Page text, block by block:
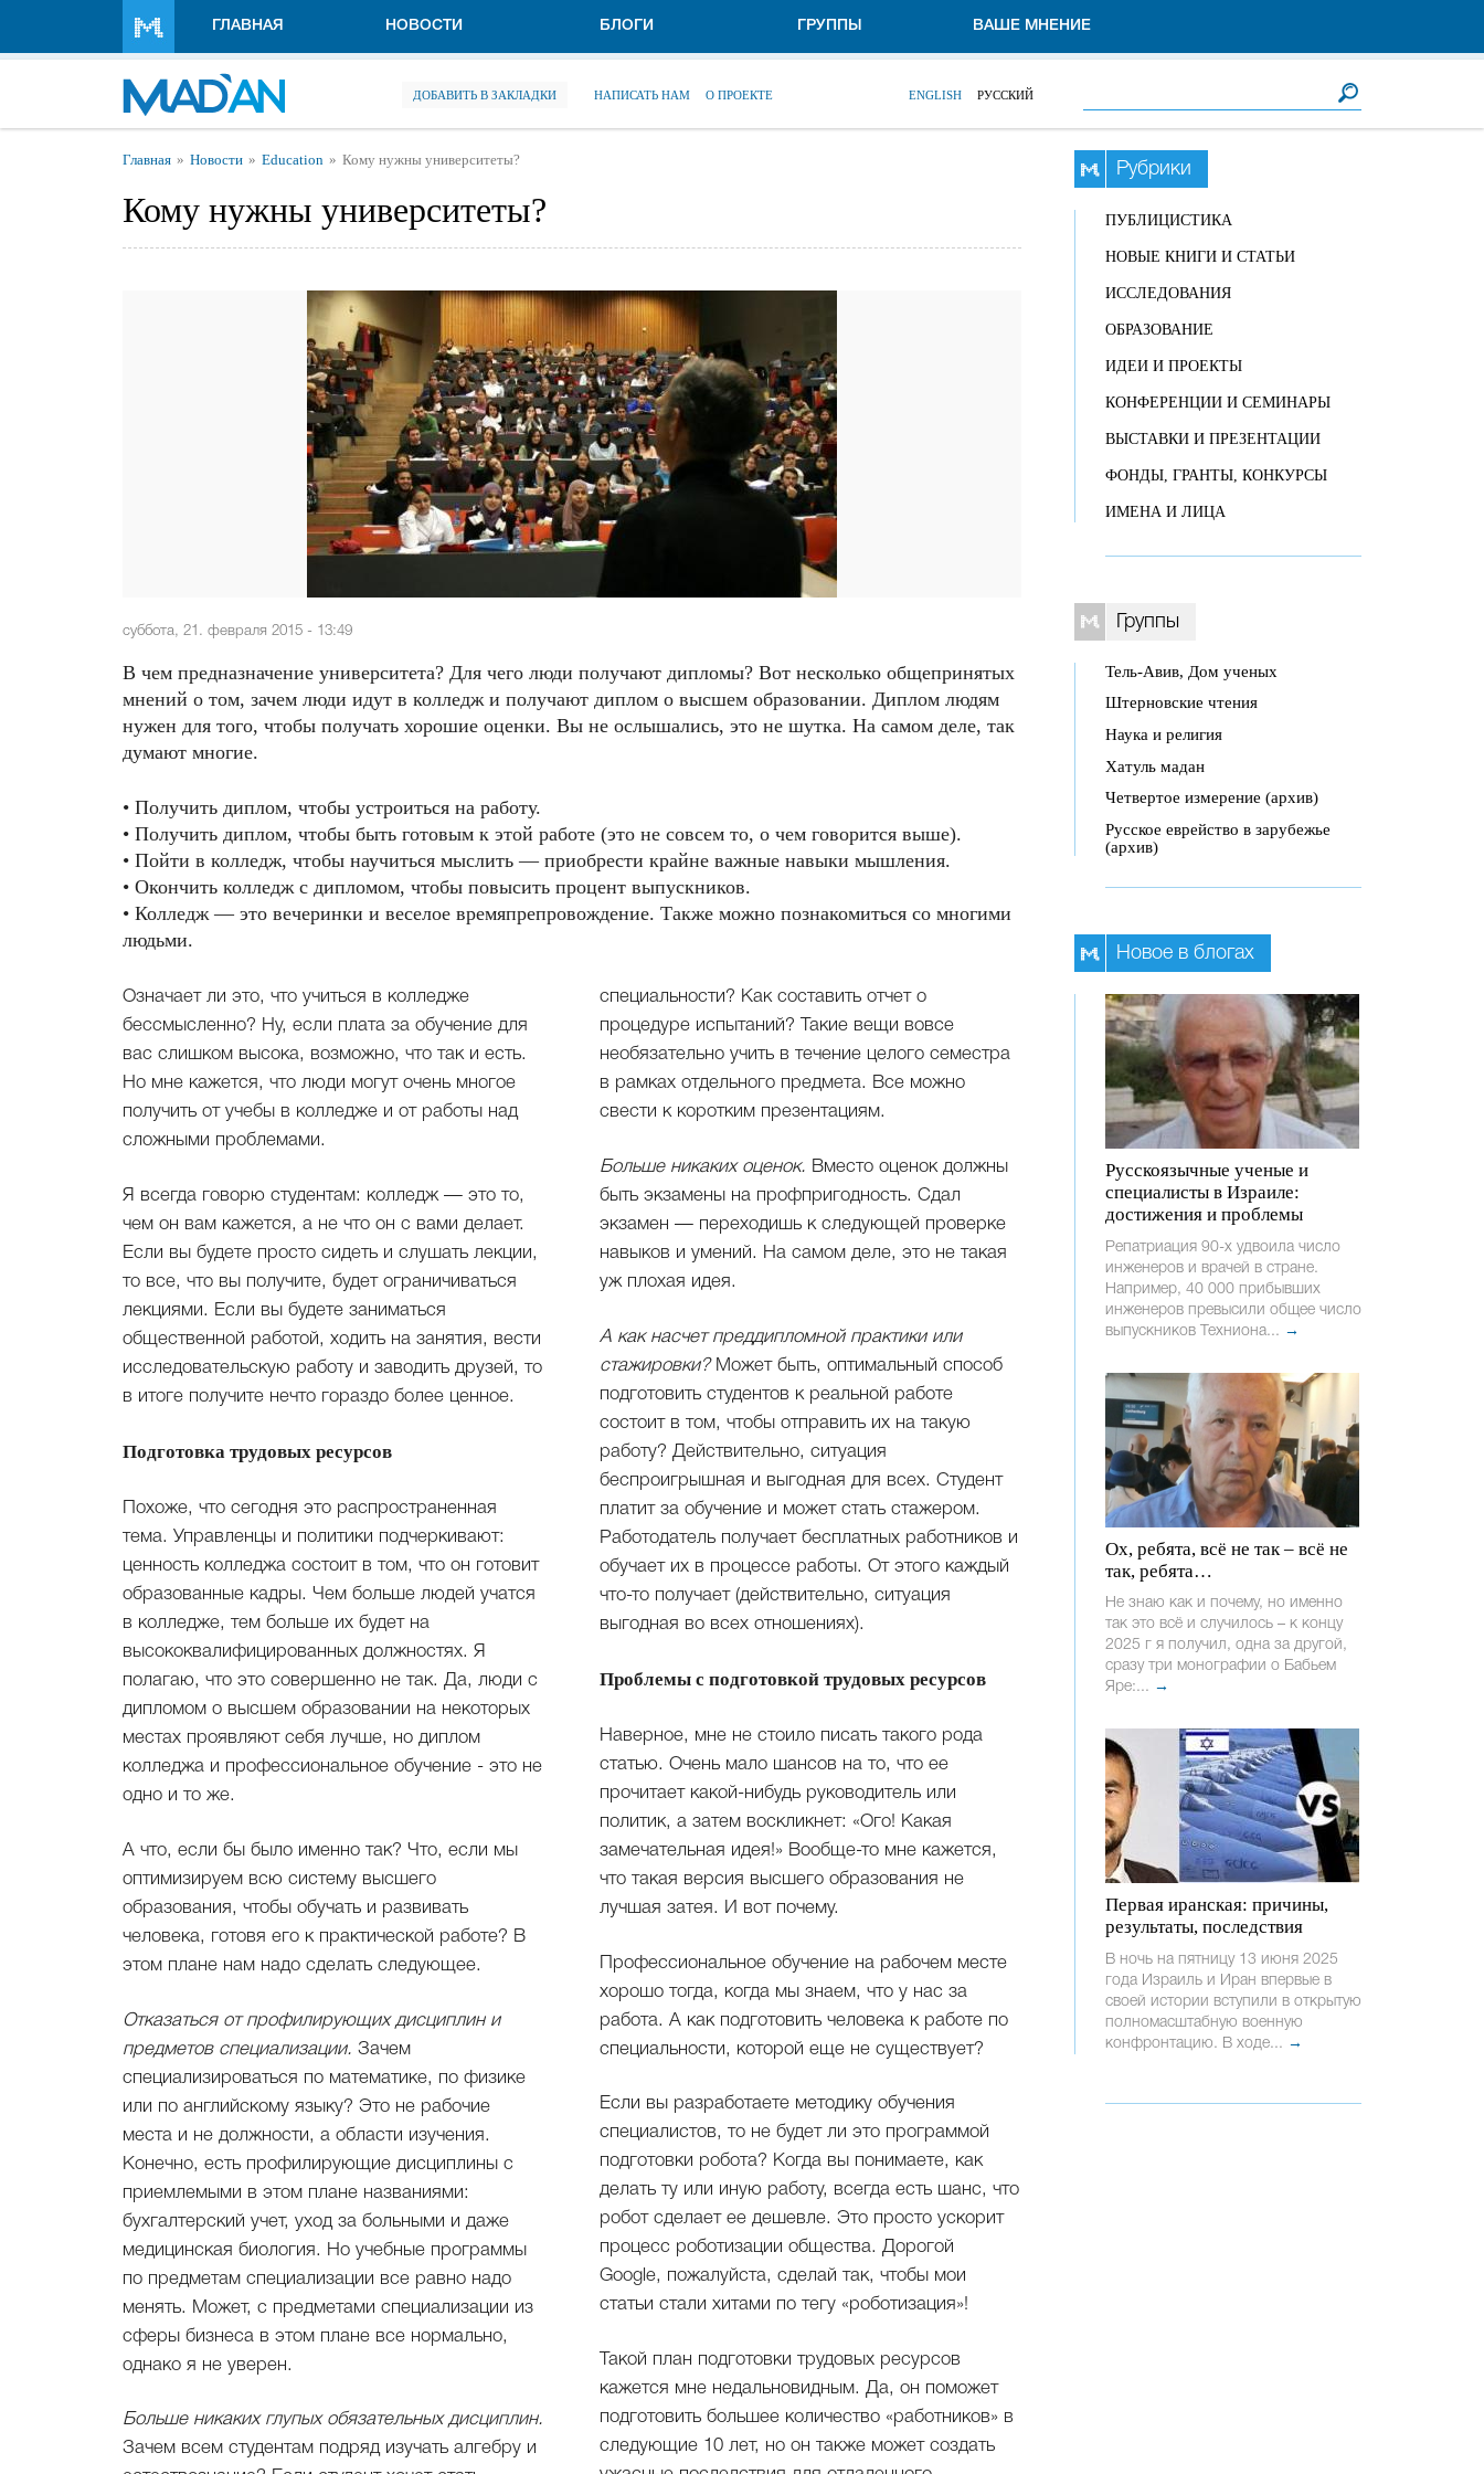
ГЛАВНАЯ НОВОСТИ БЛОГИ ГРУППЫ ВАШЕ МНЕНИЕ
ДОБАВИТЬ В ЗАКЛАДКИ НАПИСАТЬ НАМ О ПРОЕКТЕ ENGLISH РУССКИЙ
Вы здесь
Главная Новости Education Кому нужны университеты?
Кому нужны университеты?
суббота, 21. февраля 2015 - 13:49
В чем предназначение университета? Для чего люди получают дипломы? Вот несколько общепринятых
мнений о том, зачем люди идут в колледж и получают диплом о высшем образовании. Диплом людям
нужен для того, чтобы получать хорошие оценки. Вы не ослышались, это не шутка. На самом деле, так
думают многие.
• Получить диплом, чтобы устроиться на работу.
• Получить диплом, чтобы быть готовым к этой работе (это не совсем то, о чем говорится выше).
• Пойти в колледж, чтобы научиться мыслить — приобрести крайне важные навыки мышления.
• Окончить колледж с дипломом, чтобы повысить процент выпускников.
• Колледж — это вечеринки и веселое времяпрепровождение. Также можно познакомиться со многими
людьми.
Означает ли это, что учиться в колледже
бессмысленно? Ну, если плата за обучение для
вас слишком высока, возможно, что так и есть.
Но мне кажется, что люди могут очень многое
получить от учебы в колледже и от работы над
сложными проблемами.
Я всегда говорю студентам: колледж — это то,
чем он вам кажется, а не что он с вами делает.
Если вы будете просто сидеть и слушать лекции,
то все, что вы получите, будет ограничиваться
лекциями. Если вы будете заниматься
общественной работой, ходить на занятия, вести
исследовательскую работу и заводить друзей, то
в итоге получите нечто гораздо более ценное.
Подготовка трудовых ресурсов
Похоже, что сегодня это распространенная
тема. Управленцы и политики подчеркивают:
ценность колледжа состоит в том, что он готовит
образованные кадры. Чем больше людей учатся
в колледже, тем больше их будет на
высококвалифицированных должностях. Я
полагаю, что это совершенно не так. Да, люди с
дипломом о высшем образовании на некоторых
местах проявляют себя лучше, но диплом
колледжа и профессиональное обучение - это не
одно и то же.
А что, если бы было именно так? Что, если мы
оптимизируем всю систему высшего
образования, чтобы обучать и развивать
человека, готовя его к практической работе? В
этом плане нам надо сделать следующее.
Отказаться от профилирующих дисциплин и
предметов специализации. Зачем
специализироваться по математике, по физике
или по английскому языку? Это не рабочие
места и не должности, а области изучения.
Конечно, есть профилирующие дисциплины с
приемлемыми в этом плане названиями:
бухгалтерский учет, уход за больными и даже
медицинская биология. Но учебные программы
по предметам специализации все равно надо
менять. Может, с предметами специализации из
сферы бизнеса в этом плане все нормально,
однако я не уверен.
Больше никаких глупых обязательных дисциплин.
Зачем всем студентам подряд изучать алгебру и
специальности? Как составить отчет о
процедуре испытаний? Такие вещи вовсе
необязательно учить в течение целого семестра
в рамках отдельного предмета. Все можно
свести к коротким презентациям.
Больше никаких оценок. Вместо оценок должны
быть экзамены на профпригодность. Сдал
экзамен — переходишь к следующей проверке
навыков и умений. На самом деле, это не такая
уж плохая идея.
А как насчет преддипломной практики или
стажировки?Может быть, оптимальный способ
подготовить студентов к реальной работе
состоит в том, чтобы отправить их на такую
работу? Действительно, ситуация
беспроигрышная и выгодная для всех. Студент
платит за обучение и может стать стажером.
Работодатель получает бесплатных работников и
обучает их в процессе работы. От этого каждый
что-то получает (действительно, ситуация
выгодная во всех отношениях).
Проблемы с подготовкой трудовых ресурсов
Наверное, мне не стоило писать такого рода
статью. Очень мало шансов на то, что ее
прочитает какой-нибудь руководитель или
политик, а затем воскликнет: «Ого! Какая
замечательная идея!» Вообще-то мне кажется,
что такая версия высшего образования не
лучшая затея. И вот почему.
Профессиональное обучение на рабочем месте
хорошо тогда, когда мы знаем, что у нас за
работа. А как подготовить человека к работе по
специальности, которой еще не существует?
Если вы разработаете методику обучения
специалистов, то не будет ли это программой
подготовки робота? Когда вы понимаете, как
делать ту или иную работу, всегда есть шанс, что
робот сделает ее дешевле. Это просто ускорит
процесс роботизации общества. Дорогой
Google, пожалуйста, сделай так, чтобы мои
статьи стали хитами по тегу «роботизация»!
Такой план подготовки трудовых ресурсов
кажется мне недальновидным. Да, он поможет
подготовить большее количество «работников» в
следующие 10 лет, но он также может создать
Рубрики
ПУБЛИЦИСТИКА
НОВЫЕ КНИГИ И СТАТЬИ
ИССЛЕДОВАНИЯ
ОБРАЗОВАНИЕ
ИДЕИ И ПРОЕКТЫ
КОНФЕРЕНЦИИ И СЕМИНАРЫ
ВЫСТАВКИ И ПРЕЗЕНТАЦИИ
ФОНДЫ, ГРАНТЫ, КОНКУРСЫ
ИМЕНА И ЛИЦА
Группы
Тель-Авив, Дом ученых
Штерновские чтения
Наука и религия
Хатуль мадан
Четвертое измерение (архив)
Русское еврейство в зарубежье
(архив)
Новое в блогах
Русскоязычные ученые и
специалисты в Израиле:
достижения и проблемы
Репатриация 90-х удвоила число
инженеров и врачей в стране.
Например, 40 000 прибывших
инженеров превысили общее число
выпускников Техниона... →
Ох, ребята, всё не так – всё не
так, ребята…
Не знаю как и почему, но именно
так это всё и случилось – к концу
2025 г я получил, одна за другой,
сразу три монографии о Бабьем
Яре:... →
Первая иранская: причины,
результаты, последствия
В ночь на пятницу 13 июня 2025
года Израиль и Иран впервые в
своей истории вступили в открытую
полномасштабную военную
конфронтацию. В ходе... →